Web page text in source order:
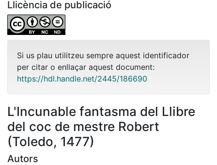
Llicència de publicació
Si us plau utilitzeu sempre aquest identificador
per citar o enllaçar aquest document:
https://hdl.handle.net/2445/186690
L'Incunable fantasma del Llibre
del coc de mestre Robert
(Toledo, 1477)
Autors